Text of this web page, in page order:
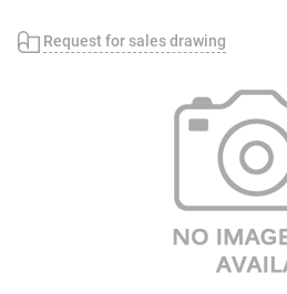
Request for sales drawing